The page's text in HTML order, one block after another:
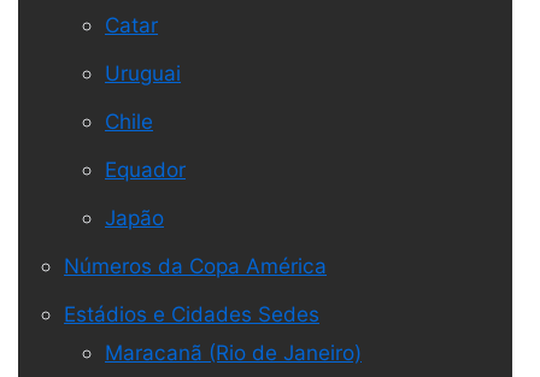
Catar
Uruguai
Chile
Equador
Japão
Números da Copa América
Estádios e Cidades Sedes
Maracanã (Rio de Janeiro)